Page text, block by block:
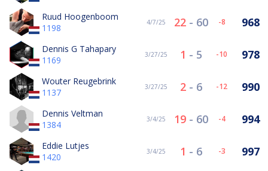
Ruud Hoogenboom
1198
4/7/25 22 - 60 -8 968
Dennis G Tahapary
1169
3/27/25 1 - 5 -10 978
Wouter Reugebrink
1137
3/27/25 2 - 6 -12 990
Dennis Veltman
1384
3/4/25 19 - 60 -4 994
Eddie Lutjes
1420
3/4/25 1 - 6 -3 997